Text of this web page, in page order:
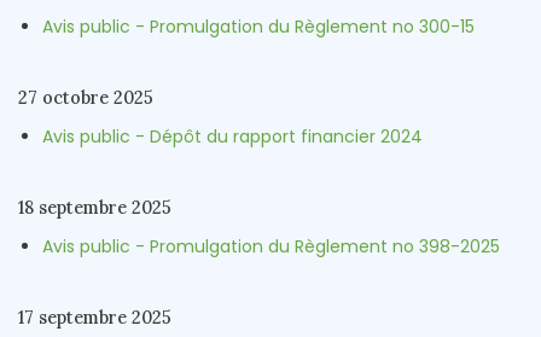
Avis public - Promulgation du Règlement no 300-15
27 octobre 2025
Avis public - Dépôt du rapport financier 2024
18 septembre 2025
Avis public - Promulgation du Règlement no 398-2025
17 septembre 2025